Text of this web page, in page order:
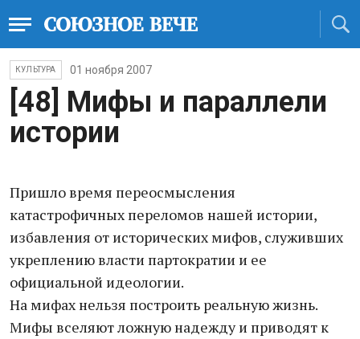
КУЛЬТУРА 01 ноября 2007
[48] Мифы и параллели
истории
Пришло время переосмысления
катастрофичных переломов нашей истории,
избавления от исторических мифов, служивших
укреплению власти партократии и ее
официальной идеологии.
На мифах нельзя построить реальную жизнь.
Мифы вселяют ложную надежду и приводят к